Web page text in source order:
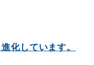
化しています。